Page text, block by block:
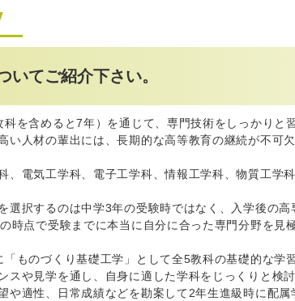
いてご紹介下さい。
を含めると7年）を通じて、専門技術をしっかりと
い人材の輩出には、長期的な高等教育の継続が不可欠
、電気工学科、電子工学科、情報工学科、物質工学
選択するのは中学3年の受験時ではなく、入学後の
時点で受験までに本当に自分に合った専門分野を見
ものづくり基礎工学」として全5教科の基礎的な学
スや見学を通し、自身に適した学科をじっくりと検
や適性、日常成績などを勘案して2年生進級時に配属